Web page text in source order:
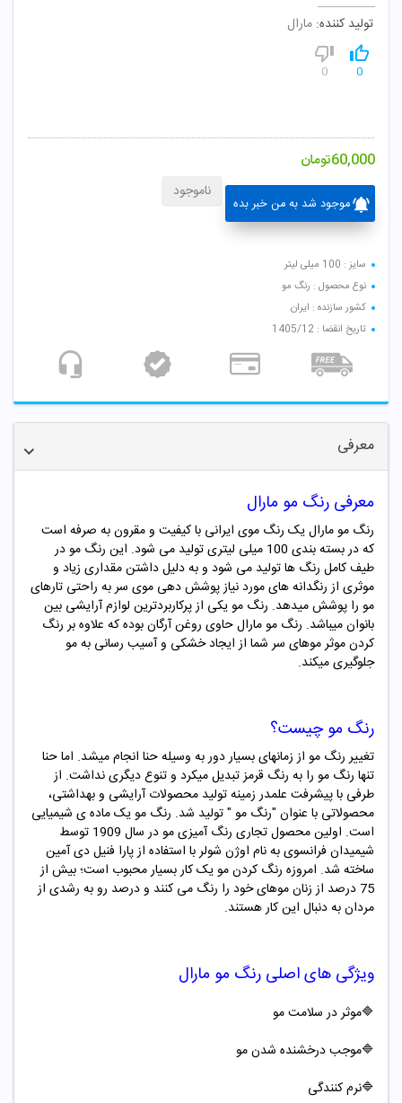
تولید کننده: مارال
0
0
60,000تومان
موجود شد به من خبر بده
ناموجود
سایز : 100 میلی لیتر
نوع محصول : رنگ مو
کشور سازنده : ایران
تاریخ انقضا : 1405/12
معرفی
معرفی رنگ مو مارال
رنگ مو مارال یک رنگ موی ایرانی با کیفیت و مقرون به صرفه است
که در بسته بندی 100 میلی لیتری تولید می شود. این رنگ مو در
طیف کامل رنگ ها تولید می شود و به دلیل داشتن مقداری زیاد و
موثری از رنگدانه های مورد نیاز پوشش دهی موی سر به راحتی تارهای
مو را پوشش میدهد. رنگ مو یکی از پرکاربردترین لوازم آرایشی بین
بانوان میباشد. رنگ مو مارالحاوی روغن آرگان بوده که علاوه بر رنگ
کردن موثر موهای سر شما از ایجاد خشکی و آسیب رسانی به مو
جلوگیری میکند.
رنگ مو چیست؟
تغییر رنگ مو از زمانهای بسیار دور به وسیله حنا انجام میشد. اما حنا
تنها رنگ مو را به رنگ قرمز تبدیل میکرد و تنوع دیگری نداشت. از
طرفی با پیشرفت علمدر زمینه تولید محصولات آرایشی و بهداشتی،
محصولاتی با عنوان "رنگ مو "تولید شد. رنگ مو یک ماده ­ی شیمیایی
است. اولین محصول تجاری رنگ ­آمیزی مو در سال 1909 توسط
شیمیدان فرانسوی به نام اوژن شولر با استفاده از پارا فنیل دی آمین
ساخته شد. امروزه رنگ کردن مو یک کار بسیار محبوب است؛ بیش از
75 درصد از زنان موهای خود را رنگ می کنند و درصد رو به رشدی از
مردان به دنبال این کار هستند.
ویژگی های اصلی رنگ مو مارال
🔷موثر در سلامت مو
🔷موجب درخشنده شدن مو
🔷نرم کنندگی